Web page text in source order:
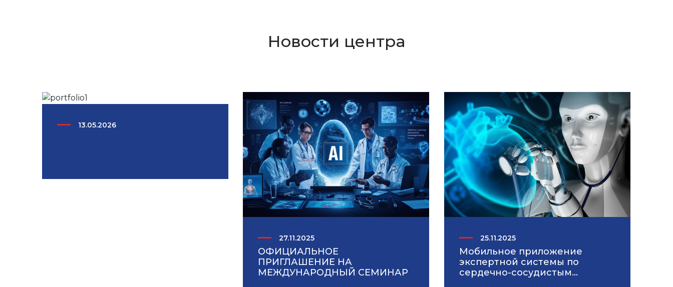
Новости центра
13.05.2026
27.11.2025
ОФИЦИАЛЬНОЕ
ПРИГЛАШЕНИЕ НА
МЕЖДУНАРОДНЫЙ СЕМИНАР
25.11.2025
Мобильное приложение
экспертной системы по
сердечно-сосудистым